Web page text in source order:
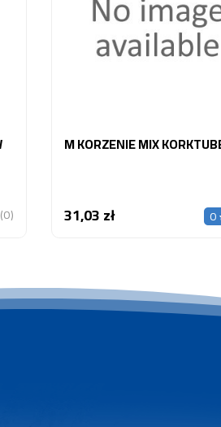
(0)
M KORZENIE MIX
31,03 złCena 0